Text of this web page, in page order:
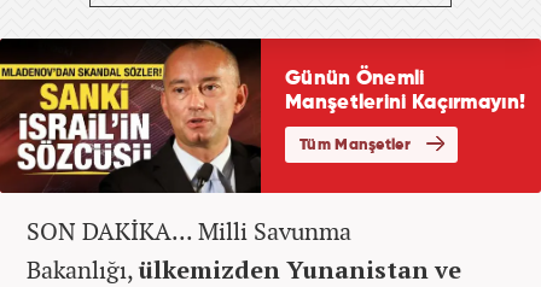
SON DAKİKA... Milli Savunma
Bakanlığı,ülkemizden Yunanistan ve